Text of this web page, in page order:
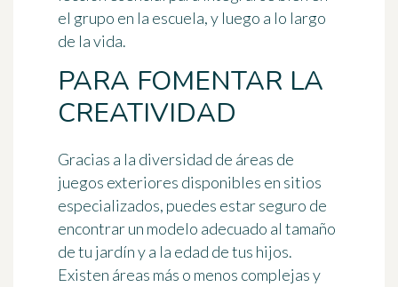
el grupo en la escuela, y luego a lo largo
de la vida.
PARA FOMENTAR LA
CREATIVIDAD
Gracias a la diversidad de áreas de
juegos exteriores disponibles en sitios
especializados, puedes estar seguro de
encontrarun modelo adecuado al tamaño
de tu jardín y a la edad de tus hijos.
Existen áreas más o menos complejas y